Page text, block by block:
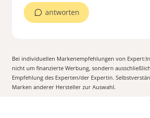
antworten
Bei individuellen Markenempfehlungen von
nicht um finanzierte Werbung, sondern
Empfehlung des Experten/der Expertin.
Marken anderer Hersteller zur Auswahl.